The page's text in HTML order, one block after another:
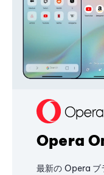
Opera
最新の Opera